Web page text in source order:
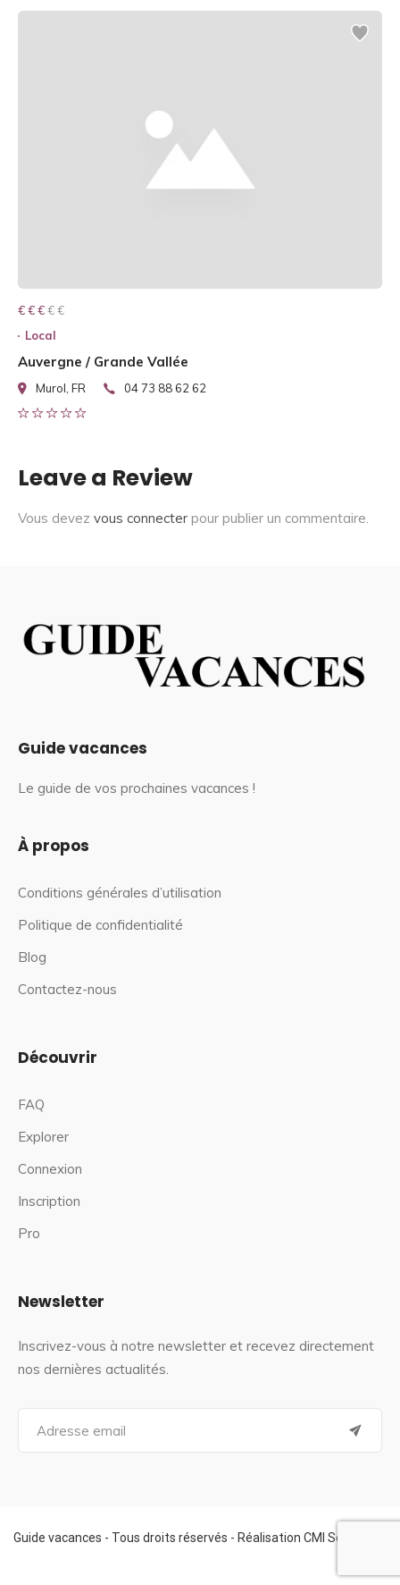
€ € € € €
€ € €
Local
Auvergne / Grande Vallée
Murol, FR 04 73 88 62 62
Leave a Review
Vous devez vous connecter pour publier un commentaire.
Guide vacances
Le guide de vos prochaines vacances !
À propos
Conditions générales d’utilisation
Politique de confidentialité
Blog
Contactez-nous
Découvrir
FAQ
Explorer
Connexion
Inscription
Pro
Newsletter
Inscrivez-vous à notre newsletter et recevez directement
nos dernières actualités.
a
f
o
Guide vacances - Tous droits réservés - Réalisation CMI Services